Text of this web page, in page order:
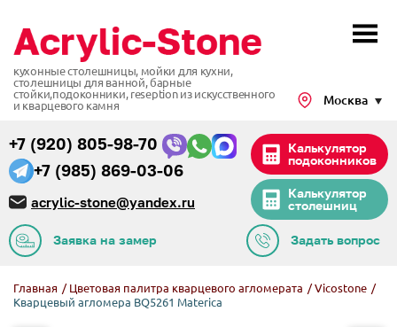
кухонные столешницы, мойки для кухни,
столешницы для ванной, барные
стойки,подоконники, reseption из искусственного
и кварцевого камня
+7 (985) 869-03-06
+7 (920) 805-98-70
acrylic-stone@yandex.ru
Калькулятор
столешниц
Калькулятор
подоконников
Москва
Задать вопрос
Заявка на замер
Главная / Цветовая палитра кварцевого агломерата /Vicostone /
Кварцевый агломера BQ5261 Materica